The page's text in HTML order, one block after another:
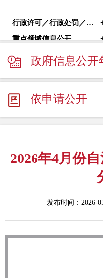
行政许可／行政处罚／其他对外管理服务
重点领域信息公开
政府信息公开
依申请公开
2026年4月份
发布时间：2026-